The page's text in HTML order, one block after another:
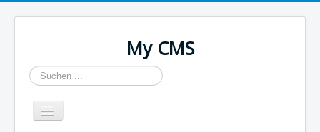
My CMS
Suchen
...
Navigation
an/aus